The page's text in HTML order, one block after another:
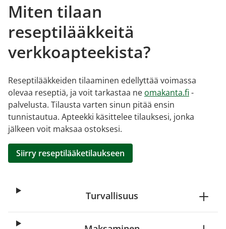
Miten tilaan
reseptilääkkeitä
verkkoapteekista?
Reseptilääkkeiden tilaaminen edellyttää voimassa
olevaa reseptiä, ja voit tarkastaa ne omakanta.fi -
palvelusta. Tilausta varten sinun pitää ensin
tunnistautua. Apteekki käsittelee tilauksesi, jonka
jälkeen voit maksaa ostoksesi.
Siirry reseptilääketilaukseen
Turvallisuus